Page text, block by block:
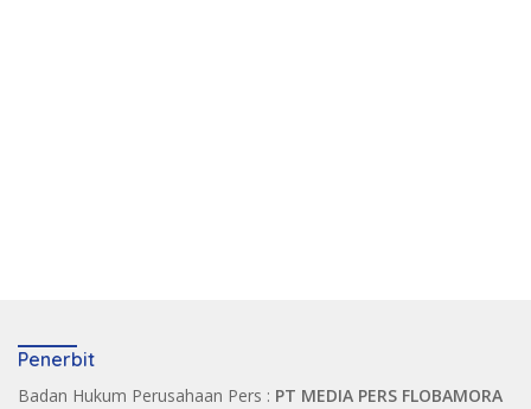
Penerbit
Badan Hukum Perusahaan Pers : PT MEDIA PERS FLOBAMORA